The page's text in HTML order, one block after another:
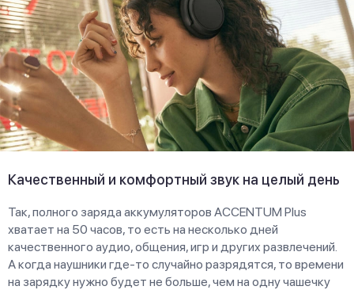
Качественный и комфортный звук на целый день
Так, полного заряда аккумуляторов ACCENTUM Plus
хватает на 50 часов, то есть на несколько дней
качественного аудио, общения, игр и других развлечений.
А когда наушники где-то случайно разрядятся, то времени
на зарядку нужно будет не больше, чем на одну чашечку